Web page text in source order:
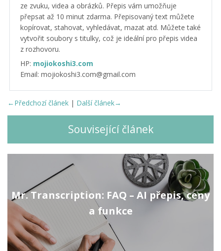
ze zvuku, videa a obrázků. Přepis vám umožňuje
přepsat až 10 minut zdarma. Přepisovaný text můžete
kopírovat, stahovat, vyhledávat, mazat atd. Můžete také
vytvořit soubory s titulky, což je ideální pro přepis videa
z rozhovoru.
HP: mojiokoshi3.com
Email: mojiokoshi3.com@gmail.com
←Předchozí článek | Další článek→
Související článek
Mr. Transcription: FAQ – AI přepis, ceny
a funkce